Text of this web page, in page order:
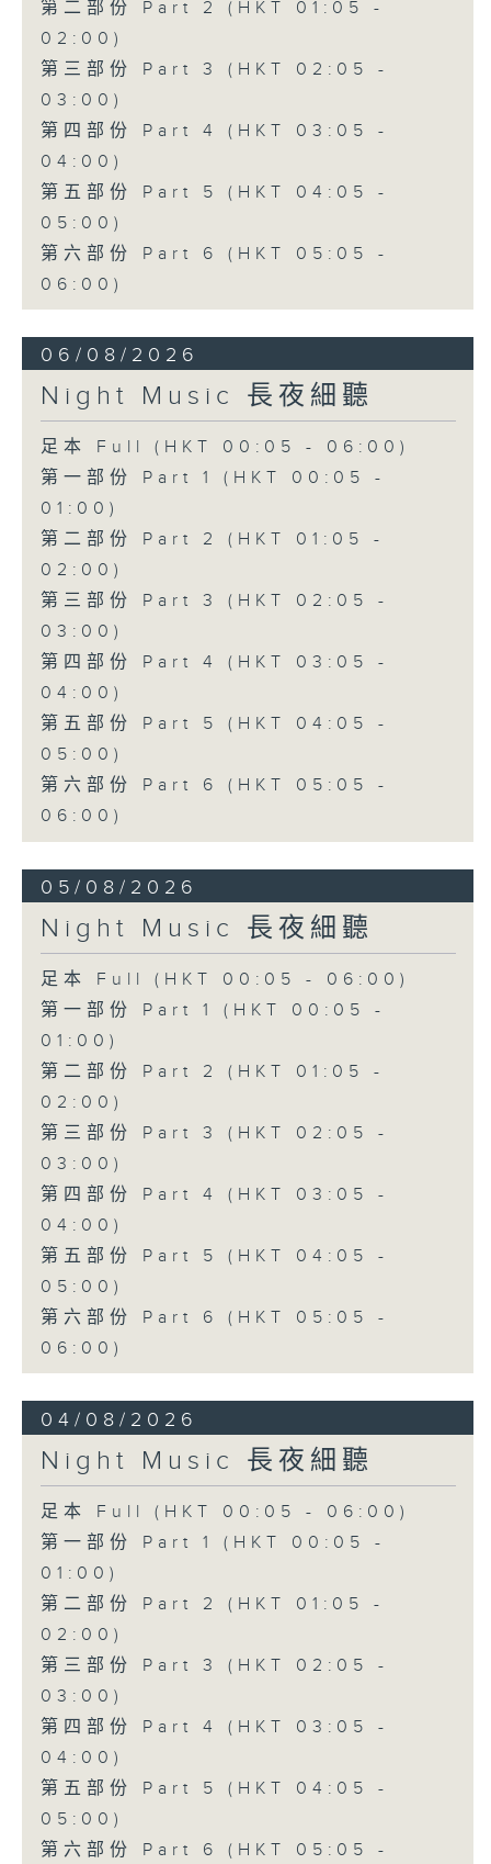
第二部份 Part 2 (HKT 01:05 -
02:00)
第三部份 Part 3 (HKT 02:05 -
03:00)
第四部份 Part 4 (HKT 03:05 -
04:00)
第五部份 Part 5 (HKT 04:05 -
05:00)
第六部份 Part 6 (HKT 05:05 -
06:00)
06/08/2026
Night Music 長夜細聽
足本 Full (HKT 00:05 - 06:00)
第一部份 Part 1 (HKT 00:05 -
01:00)
第二部份 Part 2 (HKT 01:05 -
02:00)
第三部份 Part 3 (HKT 02:05 -
03:00)
第四部份 Part 4 (HKT 03:05 -
04:00)
第五部份 Part 5 (HKT 04:05 -
05:00)
第六部份 Part 6 (HKT 05:05 -
06:00)
05/08/2026
Night Music 長夜細聽
足本 Full (HKT 00:05 - 06:00)
第一部份 Part 1 (HKT 00:05 -
01:00)
第二部份 Part 2 (HKT 01:05 -
02:00)
第三部份 Part 3 (HKT 02:05 -
03:00)
第四部份 Part 4 (HKT 03:05 -
04:00)
第五部份 Part 5 (HKT 04:05 -
05:00)
第六部份 Part 6 (HKT 05:05 -
06:00)
04/08/2026
Night Music 長夜細聽
足本 Full (HKT 00:05 - 06:00)
第一部份 Part 1 (HKT 00:05 -
01:00)
第二部份 Part 2 (HKT 01:05 -
02:00)
第三部份 Part 3 (HKT 02:05 -
03:00)
第四部份 Part 4 (HKT 03:05 -
04:00)
第五部份 Part 5 (HKT 04:05 -
05:00)
第六部份 Part 6 (HKT 05:05 -